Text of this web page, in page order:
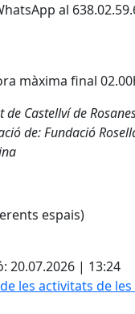
al
màxima final
Castellví de
de: Fundació
espais)
20.07.2026 | 13:24
activitats de les